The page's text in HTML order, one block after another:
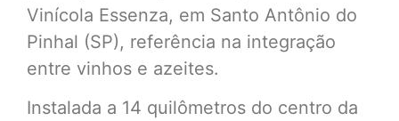
Vinícola Essenza, em Santo Antônio do
Pinhal (SP), referência na integração
entre vinhos e azeites.
Instalada a 14 quilômetros do centro da